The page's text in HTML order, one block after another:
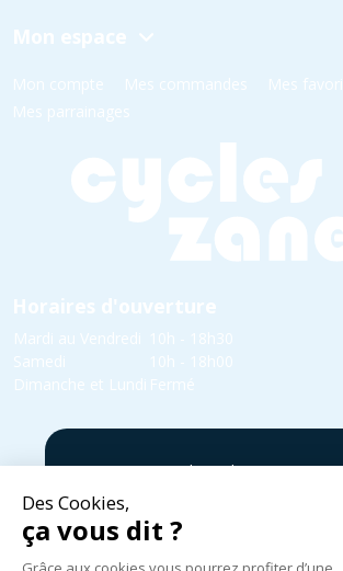
Mon espace
Mon compte Mes commandes Mes
Mes parrainages
Horaires d'ouverture
Mardi au Vendredi
10h - 18h30
Samedi
10h - 18h00
Dimanche et Lundi Fermé
5 rue Yvonne Edmond Foinant,
03 24 52 05 87